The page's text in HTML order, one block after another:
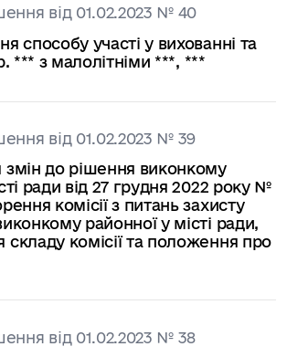
від 01.02.2023 № 40
способу участі у вихованні та
*** з малолітніми ***, ***
від 01.02.2023 № 39
до рішення виконкому
ради від 27 грудня 2022 року №
комісії з питань захисту
районної у місті ради,
складу комісії та положення про
від 01.02.2023 № 38